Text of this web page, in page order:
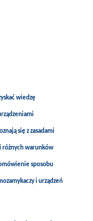
wiedzę
się z zasadami
różnych warunków
sposobu
i urządzeń